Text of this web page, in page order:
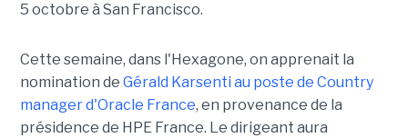
5 octobre à San Francisco.
Cette semaine, dans l'Hexagone, on apprenait la
nomination de Gérald Karsenti au poste de Country
manager d'Oracle France, en provenance de la
présidence de HPE France. Le dirigeant aura